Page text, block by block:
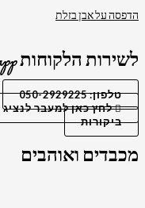
הדפסה על אבן בזלת
לשירות הלקוחות Whatsapp
טלפון: 050-2929225
לחץ כאן למעבר לנציג
ביקורות
מכבדים ואוהבים